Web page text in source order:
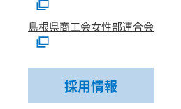
島根県商工会女性部連合会
採用情報